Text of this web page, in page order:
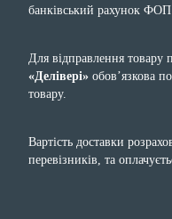
банківський рахунок ФОП
Для відправлення
«Делівері» обов’язкова
товару.
Вартість доставки
перевізників, та